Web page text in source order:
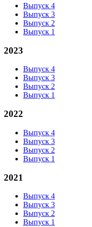
Выпуск 4
Выпуск 3
Выпуск 2
Выпуск 1
2023
Выпуск 4
Выпуск 3
Выпуск 2
Выпуск 1
2022
Выпуск 4
Выпуск 3
Выпуск 2
Выпуск 1
2021
Выпуск 4
Выпуск 3
Выпуск 2
Выпуск 1